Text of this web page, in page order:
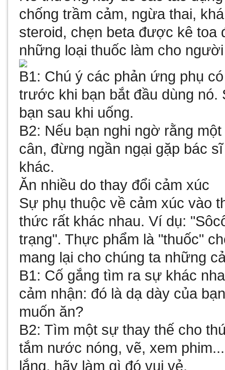
chống trầm cảm, ngừa thai,
steroid, chẹn beta được kê toa
những loại thuốc làm cho
B1: Chú ý các phản ứng phụ
trước khi bạn bắt đầu dùng nó.
bạn sau khi uống.
B2: Nếu bạn nghi ngờ rằng
cân, đừng ngần ngại gặp bác
khác.
Ăn nhiều do thay đổi cảm xúc
Sự phụ thuộc về cảm xúc vào
thức rất khác nhau. Ví dụ:
trạng". Thực phẩm là "thuốc"
mang lại cho chúng ta những
B1: Cố gắng tìm ra sự khác
cảm nhận: đó là dạ dày của
muốn ăn?
B2: Tìm một sự thay thế cho
tắm nước nóng, vẽ, xem
lắng, hãy làm gì đó vui vẻ.